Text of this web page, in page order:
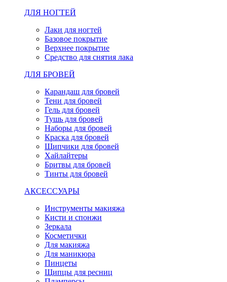
ДЛЯ НОГТЕЙ
Лаки для ногтей
Базовое покрытие
Верхнее покрытие
Средство для снятия лака
ДЛЯ БРОВЕЙ
Карандаш для бровей
Тени для бровей
Гель для бровей
Тушь для бровей
Наборы для бровей
Краска для бровей
Щипчики для бровей
Хайлайтеры
Бритвы для бровей
Тинты для бровей
АКСЕССУАРЫ
Инструменты макияжа
Кисти и спонжи
Зеркала
Косметички
Для макияжа
Для маникюра
Пинцеты
Щипцы для ресниц